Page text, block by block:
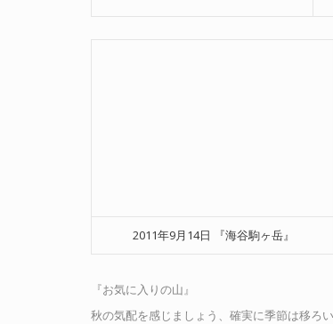
2011年9月14日 『海谷駒ヶ岳』
『お気に入りの山』
秋の気配を感じましょう、確実に季節は移ろい